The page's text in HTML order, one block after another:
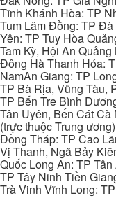
Tĩnh Khánh Hòa: TP
Tum Lâm Đồng: TP
Yên: TP Tuy Hòa
Tam Kỳ, Hội An
Đông Hà Thanh Hóa:
NamAn Giang: TP
TP Bà Rịa, Vũng Tàu,
TP Bến Tre Bình
Tân Uyên, Bến Cát
(trực thuộc Trung
Đồng Tháp: TP Cao
Vị Thanh, Ngã Bảy
Quốc Long An: TP
TP Tây Ninh Tiền
Trà Vinh Vĩnh Long: